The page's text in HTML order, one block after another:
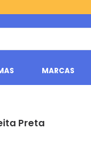
MARCAS
Preta